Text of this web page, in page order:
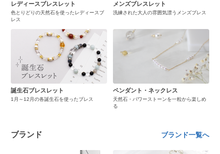
レディースブレスレット
色とりどりの天然石を使ったレディースブ
レス
メンズブレスレット
洗練された大人の雰囲気漂うメンズブレス
誕生石ブレスレット
1月～12月の各誕生石を使ったブレス
ペンダント・ネックレス
天然石・パワーストーンを一粒から楽しめ
る
ブランド ブランド一覧へ